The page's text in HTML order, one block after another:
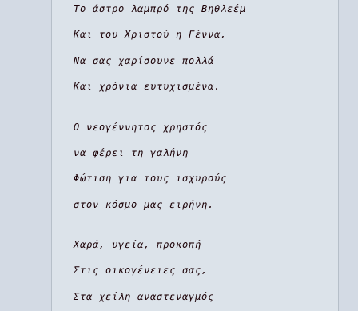
Το άστρο λαμπρό της Βηθλεέμ
Και του Χριστού η Γέννα,
Να σας χαρίσουνε πολλά
Και χρόνια ευτυχισμένα.
Ο νεογέννητος χρηστός
να φέρει τη γαλήνη
Φώτιση για τους ισχυρούς
στον κόσμο μας ειρήνη.
Χαρά, υγεία, προκοπή
Στις οικογένειες σας,
Στα χείλη αναστεναγμός